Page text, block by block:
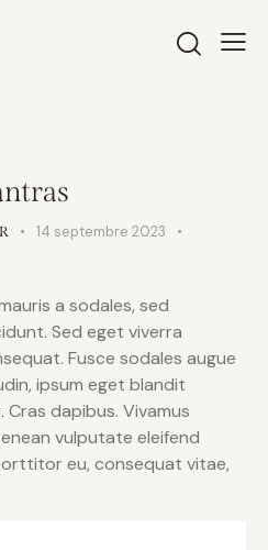
14 septembre 2023
a sodales, sed
Sed eget viverra
Fusce sodales augue
ipsum eget blandit
dapibus. Vivamus
vulputate eleifend
eu, consequat vitae,